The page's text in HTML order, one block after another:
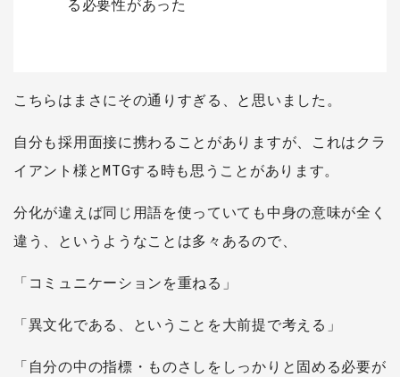
る必要性があった
こちらはまさにその通りすぎる、と思いました。
自分も採用面接に携わることがありますが、これはクラ
イアント様とMTGする時も思うことがあります。
分化が違えば同じ用語を使っていても中身の意味が全く
違う、というようなことは多々あるので、
「コミュニケーションを重ねる」
「異文化である、ということを大前提で考える」
「自分の中の指標・ものさしをしっかりと固める必要が